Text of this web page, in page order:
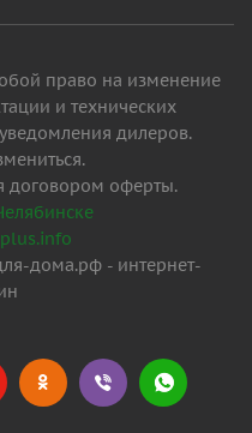
право на изменение
и технических
дилеров.
договором оферты.
дома.рф - интернет-